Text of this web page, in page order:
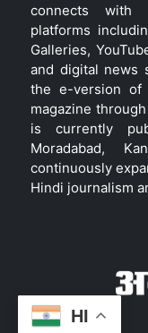
HI
connects with
platforms
Galleries,
and digital news
the e-version of
magazine
is currently
Moradabad,
continuously
Hindi journalism